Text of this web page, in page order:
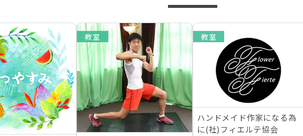
教室 教室
ハンドメイド作家になる為
に(社)フィエルテ協会